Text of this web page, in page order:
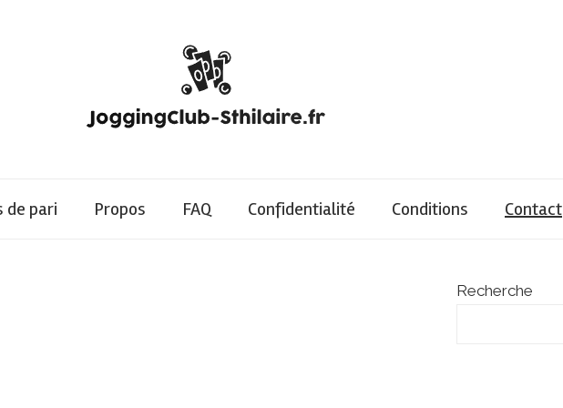
de pari Propos FAQ Confidentialité Conditions Contact
Recherche